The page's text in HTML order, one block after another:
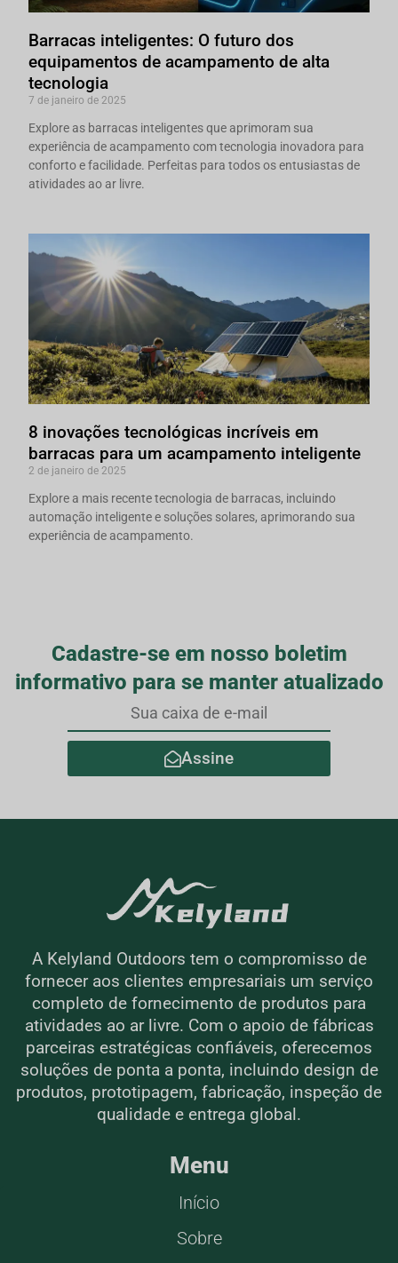
Barracas inteligentes: O futuro dos
equipamentos de acampamento de alta
tecnologia
7 de janeiro de 2025
Explore as barracas inteligentes que aprimoram sua
experiência de acampamento com tecnologia inovadora para
conforto e facilidade. Perfeitas para todos os entusiastas de
atividades ao ar livre.
8 inovações tecnológicas incríveis em
barracas para um acampamento inteligente
2 de janeiro de 2025
Explore a mais recente tecnologia de barracas, incluindo
automação inteligente e soluções solares, aprimorando sua
experiência de acampamento.
Cadastre-se em nosso boletim
informativo para se manter atualizado
Assine
A Kelyland Outdoors tem o compromisso de
fornecer aos clientes empresariais um serviço
completo de fornecimento de produtos para
atividades ao ar livre. Com o apoio de fábricas
parceiras estratégicas confiáveis, oferecemos
soluções de ponta a ponta, incluindo design de
produtos, prototipagem, fabricação, inspeção de
qualidade e entrega global.
Menu
Início
Sobre